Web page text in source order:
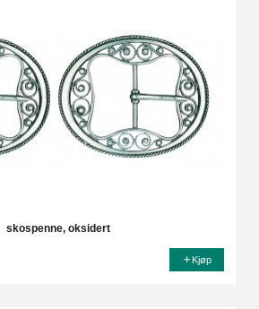
skospenne, oksidert
Kjøp